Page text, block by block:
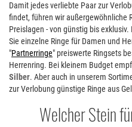
Damit jedes verliebte Paar zur
findet, führen wir außergewöhnliche
Preislagen - von günstig bis
Sie einzelne Ringe für Damen und
"Partnerringe" preiswerte Ringsets
Herrenring. Bei kleinem Budget
Silber. Aber auch in unserem
zur Verlobung günstige Ringe aus
Welcher Stein